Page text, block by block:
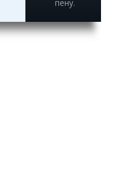
пену.